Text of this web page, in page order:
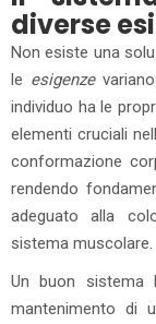
diverse
Non esiste una
le esigenzevariano
individuo ha le
elementi cruciali
conformazione
rendendo
adeguato alla
sistema muscolare.
Un buon sistema
mantenimento di